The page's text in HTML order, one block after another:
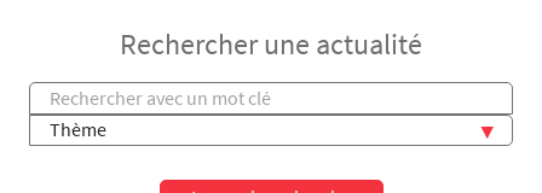
Rechercher une actualité